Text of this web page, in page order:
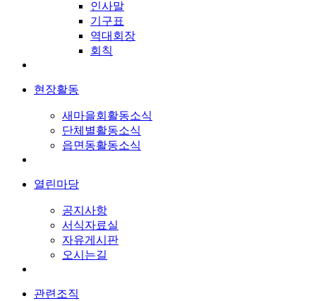
인사말
기구표
역대회장
회칙
현장활동
새마을회활동소식
단체별활동소식
읍면동활동소식
열린마당
공지사항
서식자료실
자유게시판
오시는길
관련조직